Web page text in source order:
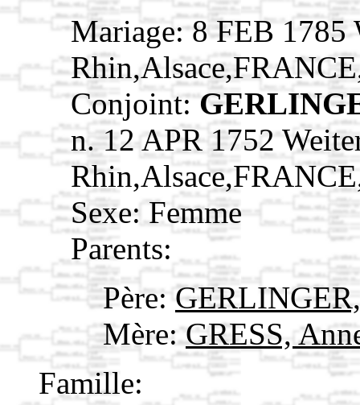
Mariage: 8 FEB 1785
Conjoint:
n. 12 APR 1752
Sexe: Femme
Parents:
Père:
Mère:GRESS,
Famille: